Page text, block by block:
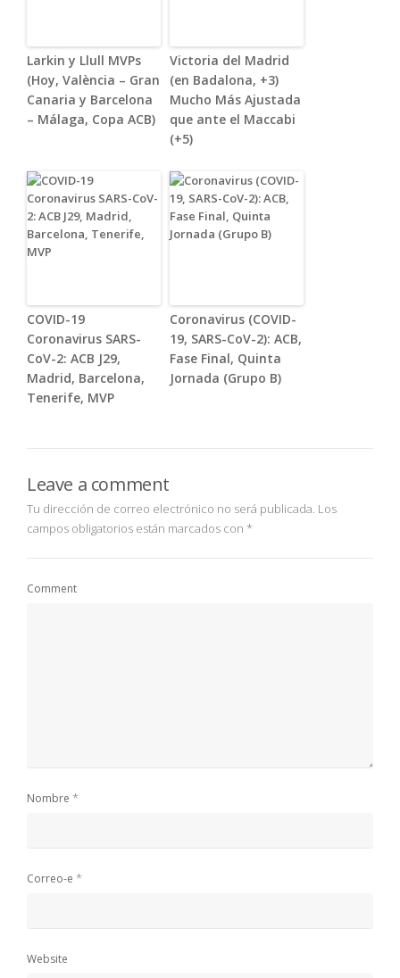
Larkin y Llull MVPs
(Hoy, València – Gran
Canaria y Barcelona
– Málaga, Copa ACB)
Victoria del Madrid
(en Badalona, +3)
Mucho Más Ajustada
que ante el Maccabi
(+5)
COVID-19
Coronavirus SARS-
CoV-2: ACB J29,
Madrid, Barcelona,
Tenerife, MVP
Coronavirus (COVID-
19, SARS-CoV-2): ACB,
Fase Final, Quinta
Jornada (Grupo B)
Leave a comment
Tu dirección de correo electrónico no será publicada. Los
campos obligatorios están marcados con *
Comment
Nombre *
Correo-e *
Website